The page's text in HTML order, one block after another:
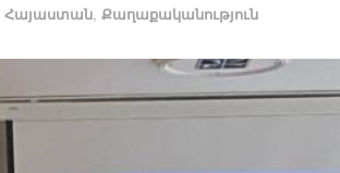
Հայաստան, Քաղաքականություն